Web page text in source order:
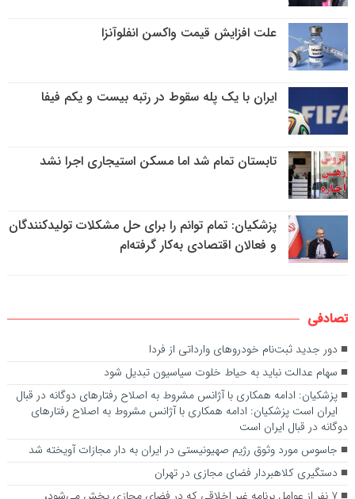
علت افزایش قیمت واکسن انفلوآنزا
ایران با یک پله سقوط در رتبه بیست و یکم فیفا
تابستان تمام شد اما مسکن استیجاری اجرا نشد
پزشکیان: تمام توانم را برای حل مشکلات تولیدکنندگان
و فعالان اقتصادی به‌کار گرفته‌ام
تصادفی
دور جدید ثبت‌نام خودروهای وارداتی از فردا
سهام عدالت نباید به حیاط خلوت سیاسیون تبدیل شود
پزشکیان: ادامه همکاری‌ با آژانس مشروط به اصلاح رفتارهای دوگانه در قبال
ایران است پزشکیان: ادامه همکاری‌ با آژانس مشروط به اصلاح رفتارهای
دوگانه در قبال ایران است
جاسوس مورد وثوق رژیم صهیونیستی در ایران به دار مجازات آویخته شد
دستگیری کلاهبردار فضای مجازی در تهران